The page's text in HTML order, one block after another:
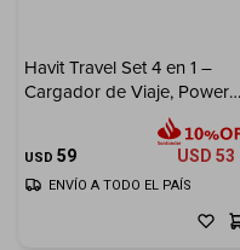
Havit Travel Set 4 en 1 –
Cargador de Viaje, Power
Bank, Cable USB-C y
Ventilador Portátil
USD 59 USD 53
ENVÍO A TODO EL PAÍS